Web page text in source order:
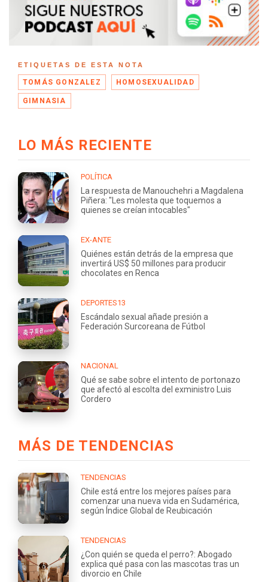
ETIQUETAS DE ESTA NOTA
TOMÁS GONZALEZ HOMOSEXUALIDAD
GIMNASIA
LO MÁS RECIENTE
POLÍTICA
La respuesta de Manouchehri a Magdalena
Piñera: "Les molesta que toquemos a
quienes se creían intocables"
EX-ANTE
Quiénes están detrás de la empresa que
invertirá US$ 50 millones para producir
chocolates en Renca
DEPORTES13
Escándalo sexual añade presión a
Federación Surcoreana de Fútbol
NACIONAL
Qué se sabe sobre el intento de portonazo
que afectó al escolta del exministro Luis
Cordero
MÁS DE TENDENCIAS
TENDENCIAS
Chile está entre los mejores países para
comenzar una nueva vida en Sudamérica,
según Índice Global de Reubicación
TENDENCIAS
¿Con quién se queda el perro?: Abogado
explica qué pasa con las mascotas tras un
divorcio en Chile